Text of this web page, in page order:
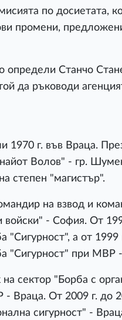
по досиетата,
промени,
определи Станчо
да ръководи
1970 г. във Враца.
Волов" - гр.
степен "магистър".
на взвод и
- София. От
"Сигурност", а от 1999
"Сигурност" при МВР
сектор "Борба с
Враца. От 2009 г. до
сигурност" -